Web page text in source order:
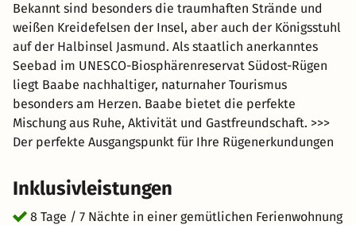
Bekannt sind besonders die traumhaften Strände und
weißen Kreidefelsen der Insel, aber auch der Königsstuhl
auf der Halbinsel Jasmund. Als staatlich anerkanntes
Seebad im UNESCO-Biosphärenreservat Südost-Rügen
liegt Baabe nachhaltiger, naturnaher Tourismus
besonders am Herzen. Baabe bietet die perfekte
Mischung aus Ruhe, Aktivität und Gastfreundschaft. >>>
Der perfekte Ausgangspunkt für Ihre Rügenerkundungen
Inklusivleistungen
8 Tage / 7 Nächte in einer gemütlichen Ferienwohnung